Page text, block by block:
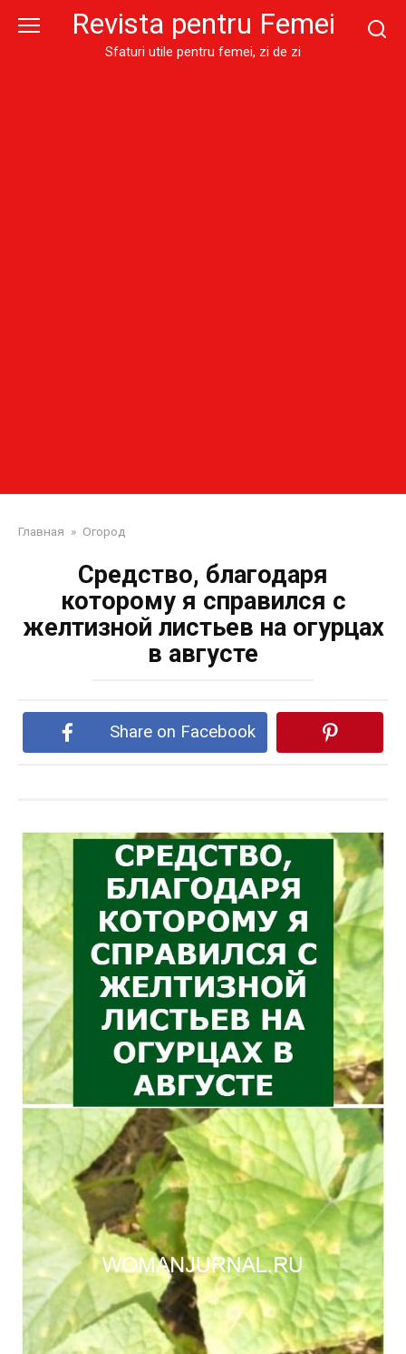
Revista pentru Femei
Sfaturi utile pentru femei, zi de zi
Главная » Огород
Средство, благодаря
которому я справился с
желтизной листьев на огурцах
в августе
Share on Facebook